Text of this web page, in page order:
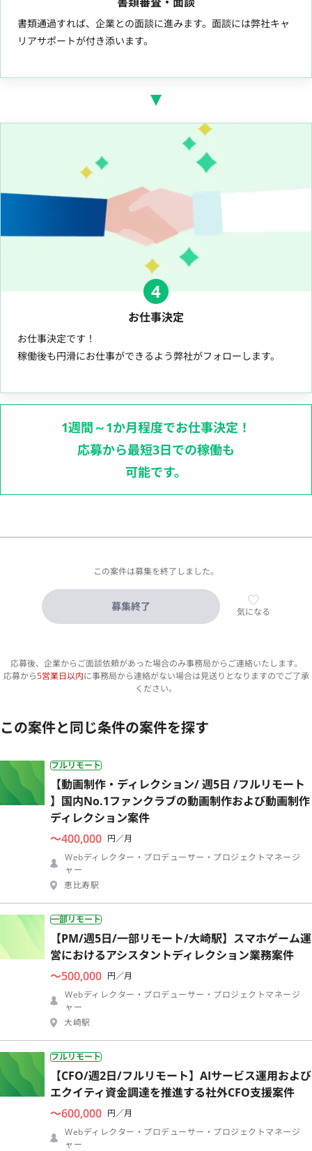
書類通過すれば、企業との面談に進みます。面談には弊社キャ
リアサポートが付き添います。
4
お仕事決定
お仕事決定です！
稼働後も円滑にお仕事ができるよう弊社がフォローします。
1週間～1か月程度でお仕事決定！
応募から最短3日での稼働も
可能です。
この案件は募集を終了しました。
募集終了 気になる
応募後、企業からご面談依頼があった場合のみ事務局からご連絡いたします。
応募から5営業日以内に事務局から連絡がない場合は見送りとなりますのでご了承
ください。
この案件と同じ条件の案件を探す
フルリモート
【動画制作・ディレクション/ 週5日 /フルリモート
】国内No.1ファンクラブの動画制作および動画制作
ディレクション案件
〜400,000 円／月
Webディレクター・プロデューサー・プロジェクトマネージ
ャー
恵比寿駅
一部リモート
【PM/週5日/一部リモート/大崎駅】スマホゲーム運
営におけるアシスタントディレクション業務案件
〜500,000 円／月
Webディレクター・プロデューサー・プロジェクトマネージ
ャー
大崎駅
フルリモート
【CFO/週2日/フルリモート】AIサービス運用および
エクイティ資金調達を推進する社外CFO支援案件
〜600,000 円／月
Webディレクター・プロデューサー・プロジェクトマネージ
ャー